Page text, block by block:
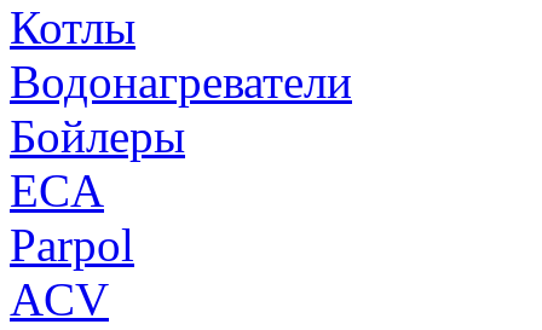
Котлы
Водонагреватели
Бойлеры
ECA
Parpol
ACV